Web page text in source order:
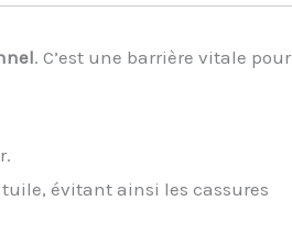
. C’est une barrière vitale pour
tuile, évitant ainsi les cassures